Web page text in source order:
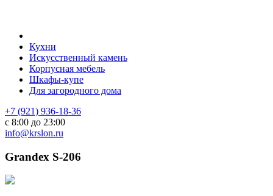
Кухни
Искусственный камень
Корпусная мебель
Шкафы-купе
Для загородного дома
+7 (921) 936-18-36
с 8:00 до 23:00
info@krslon.ru
Grandex S-206